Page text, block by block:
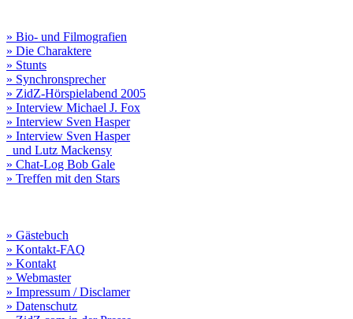
» Bio- und Filmografien
» Die Charaktere
» Stunts
» Synchronsprecher
» ZidZ-Hörspielabend 2005
» Interview Michael J. Fox
» Interview Sven Hasper
» Interview Sven Hasper
und Lutz Mackensy
» Chat-Log Bob Gale
» Treffen mit den Stars
» Gästebuch
» Kontakt-FAQ
» Kontakt
» Webmaster
» Impressum / Disclamer
» Datenschutz